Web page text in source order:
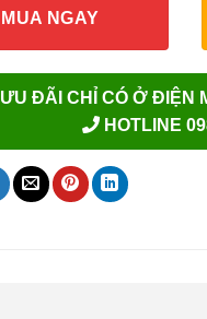
MUA NGAY
ƯU ĐÃI CHỈ CÓ Ở ĐIỆN
HOTLINE